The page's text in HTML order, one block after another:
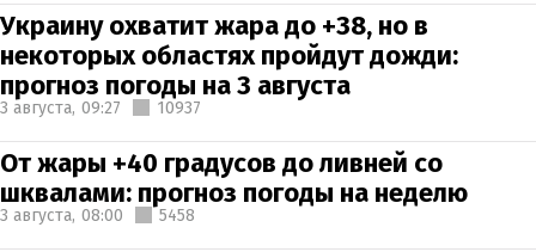
Украину охватит жара до +38, но в
некоторых областях пройдут дожди:
прогноз погоды на 3 августа
3 августа, 09:27 10937
От жары +40 градусов до ливней со
шквалами: прогноз погоды на неделю
3 августа, 08:00 5458